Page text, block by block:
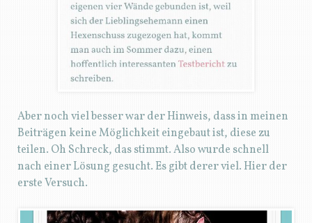
Aber noch viel besser war der Hinweis, dass in meinen
Beiträgen keine Möglichkeit eingebaut ist, diese zu
teilen. Oh Schreck, das stimmt. Also wurde schnell
nach einer Lösung gesucht. Es gibt derer viel. Hier der
erste Versuch.